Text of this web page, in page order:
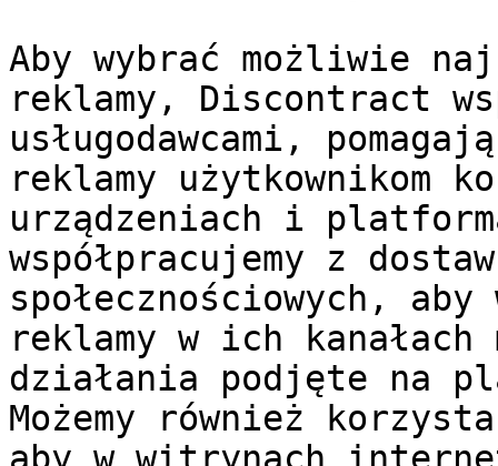
Aby wybrać możliwie
reklamy, Discontract
usługodawcami,
reklamy użytkownikom
urządzeniach i
współpracujemy z
społecznościowych,
reklamy w ich
działania podjęte na
Możemy również